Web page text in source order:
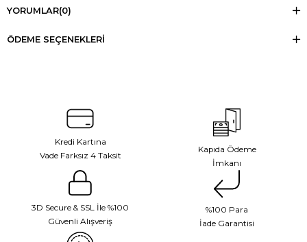
YORUMLAR(0)
ÖDEME SEÇENEKLERI
Kredi Kartına
Vade Farksız 4 Taksit
Kapıda Ödeme
İmkanı
3D Secure & SSL İle %100
Güvenli Alışveriş
%100 Para
İade Garantisi